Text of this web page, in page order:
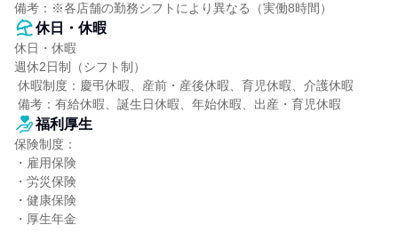
備考：※各店舗の勤務シフトにより異なる（実働8時間）
休日・休暇
休日・休暇
週休2日制（シフト制）
備考：有給休暇、誕生日休暇、年始休暇、出産・育児休暇
福利厚生
保険制度：
・雇用保険
・労災保険
・健康保険
・厚生年金